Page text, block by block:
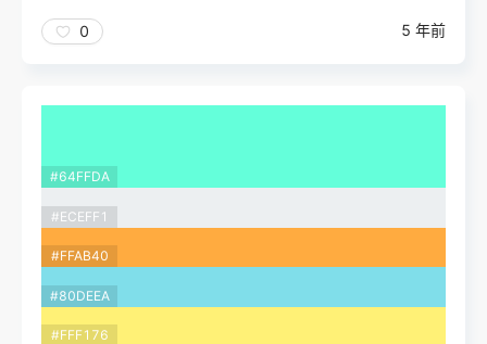
0 5 年前
#64FFDA
#ECEFF1
#FFAB40
#80DEEA
#FFF176